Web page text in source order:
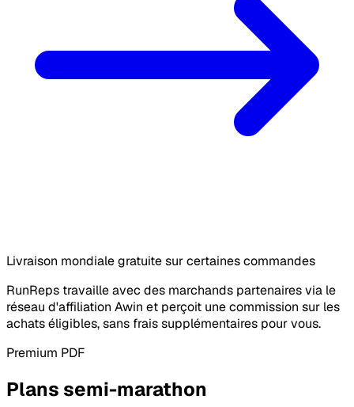
Livraison mondiale gratuite sur certaines commandes
RunReps travaille avec des marchands partenaires via le
réseau d'affiliation Awin et perçoit une commission sur les
achats éligibles, sans frais supplémentaires pour vous.
Premium PDF
Plans semi-marathon